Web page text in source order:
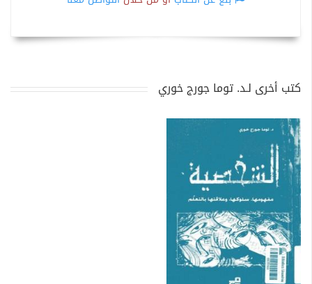
كتب أخرى لـد. توما جورج خوري